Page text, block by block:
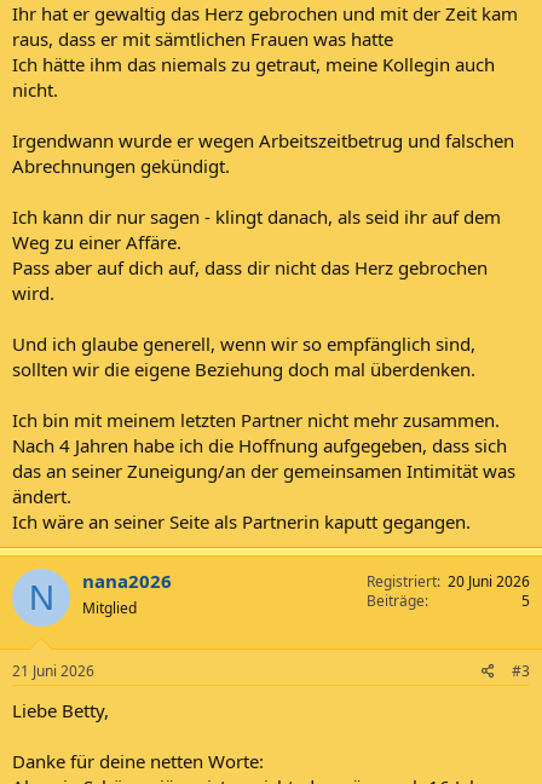
Ihr hat er gewaltig das Herz gebrochen und mit der Zeit kam
raus, dass er mit sämtlichen Frauen was hatte
Ich hätte ihm das niemals zu getraut, meine Kollegin auch
nicht.
Irgendwann wurde er wegen Arbeitszeitbetrug und falschen
Abrechnungen gekündigt.
Ich kann dir nur sagen - klingt danach, als seid ihr auf dem
Weg zu einer Affäre.
Pass aber auf dich auf, dass dir nicht das Herz gebrochen
wird.
Und ich glaube generell, wenn wir so empfänglich sind,
sollten wir die eigene Beziehung doch mal überdenken.
Ich bin mit meinem letzten Partner nicht mehr zusammen.
Nach 4 Jahren habe ich die Hoffnung aufgegeben, dass sich
das an seiner Zuneigung/an der gemeinsamen Intimität was
ändert.
Ich wäre an seiner Seite als Partnerin kaputt gegangen.
N nana2026
Mitglied
Registriert 20 Juni 2026
Beiträge
5
21 Juni 2026 #3
Liebe Betty,
Danke für deine netten Worte: